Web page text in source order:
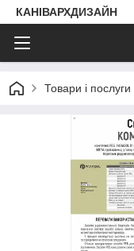
КАНІВАРХДИЗАЙН
Товари і послуги